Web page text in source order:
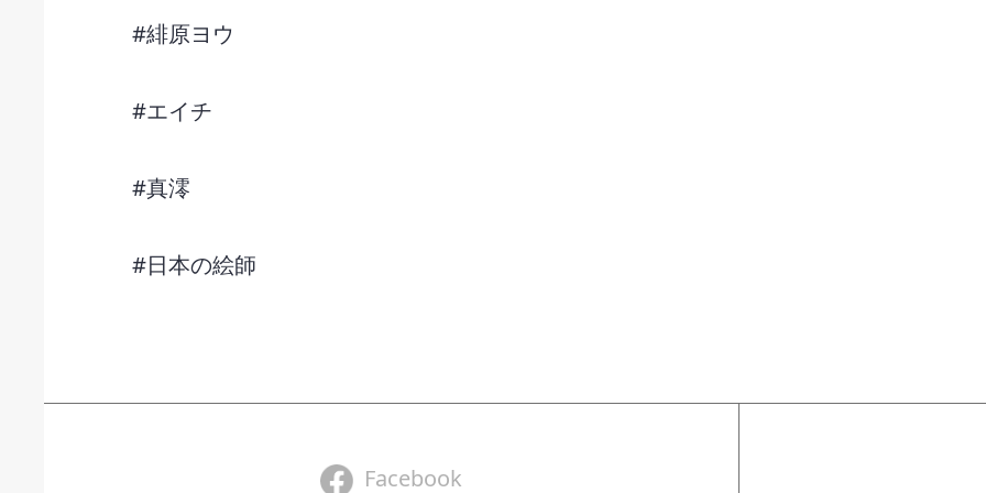
#緋原ヨウ
#エイチ
#真澪
#日本の絵師
Facebook